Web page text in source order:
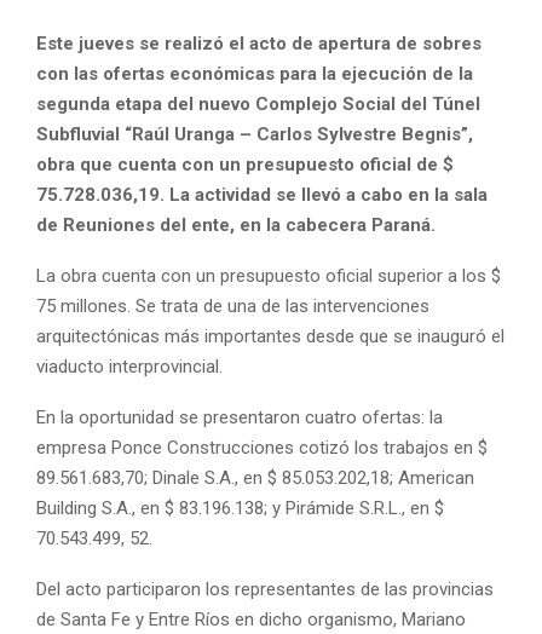
Este jueves se realizó el acto de apertura de sobres
con las ofertas económicas para la ejecución de la
segunda etapa del nuevo Complejo Social del Túnel
Subfluvial “Raúl Uranga – Carlos Sylvestre Begnis”,
obra que cuenta con un presupuesto oficial de $
75.728.036,19. La actividad se llevó a cabo en la sala
de Reuniones del ente, en la cabecera Paraná.
La obra cuenta con un presupuesto oficial superior a los $
75 millones. Se trata de una de las intervenciones
arquitectónicas más importantes desde que se inauguró el
viaducto interprovincial.
En la oportunidad se presentaron cuatro ofertas: la
empresa Ponce Construcciones cotizó los trabajos en $
89.561.683,70; Dinale S.A., en $ 85.053.202,18; American
Building S.A., en $ 83.196.138; y Pirámide S.R.L., en $
70.543.499, 52.
Del acto participaron los representantes de las provincias
de Santa Fe y Entre Ríos en dicho organismo, Mariano